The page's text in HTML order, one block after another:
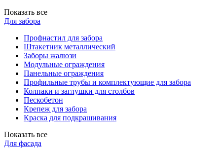
Показать все
Для забора
Профнастил для забора
Штакетник металлический
Заборы жалюзи
Модульные ограждения
Панельные ограждения
Профильные трубы и комплектующие для забора
Колпаки и заглушки для столбов
Пескобетон
Крепеж для забора
Краска для подкрашивания
Показать все
Для фасада